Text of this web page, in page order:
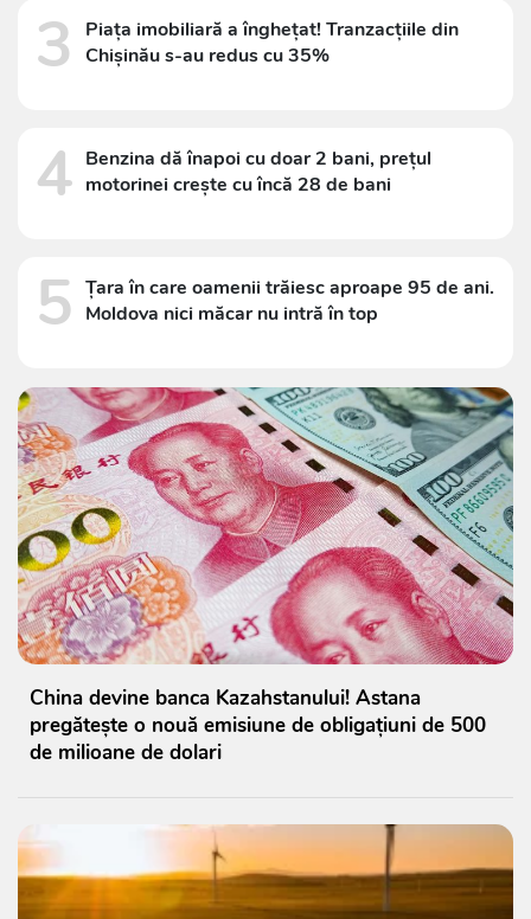
3
Piața imobiliară a înghețat! Tranzacțiile din
Chișinău s-au redus cu 35%
4 Benzina dă înapoi cu doar 2 bani, prețul
motorinei crește cu încă 28 de bani
5 Țara în care oamenii trăiesc aproape 95 de ani.
Moldova nici măcar nu intră în top
China devine banca Kazahstanului! Astana
pregătește o nouă emisiune de obligațiuni de 500
de milioane de dolari